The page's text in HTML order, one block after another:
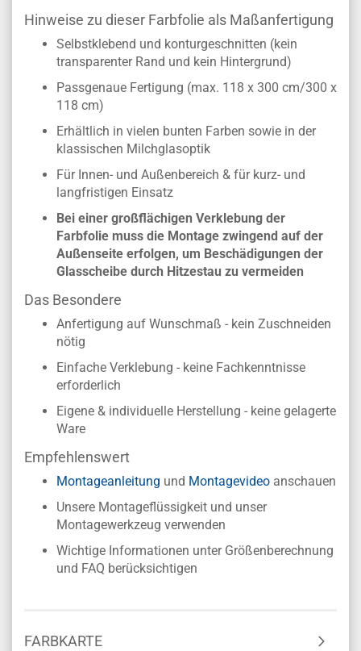
Hinweise zu dieser Farbfolie als Maßanfertigung
Selbstklebend und konturgeschnitten (kein
transparenter Rand und kein Hintergrund)
Passgenaue Fertigung (max. 118 x 300 cm/300 x
118 cm)
Erhältlich in vielen bunten Farben sowie in der
klassischen Milchglasoptik
Für Innen- und Außenbereich & für kurz- und
langfristigen Einsatz
Bei einer großflächigen Verklebung der
Farbfolie muss die Montage zwingend auf der
Außenseite erfolgen, um Beschädigungen der
Glasscheibe durch Hitzestau zu vermeiden
Das Besondere
Anfertigung auf Wunschmaß - kein Zuschneiden
nötig
Einfache Verklebung - keine Fachkenntnisse
erforderlich
Eigene & individuelle Herstellung - keine gelagerte
Ware
Empfehlenswert
Montageanleitung und Montagevideo anschauen
Unsere Montageflüssigkeit und unser
Montagewerkzeug verwenden
Wichtige Informationen unter Größenberechnung
und FAQ berücksichtigen
FARBKARTE